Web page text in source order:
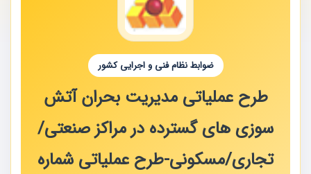
ضوابط نظام فنی و اجرایی کشور
طرح عملیاتی مدیریت بحران آتش
سوزی های گسترده در مراکز صنعتی/
تجاری/مسکونی-طرح عملیاتی شماره